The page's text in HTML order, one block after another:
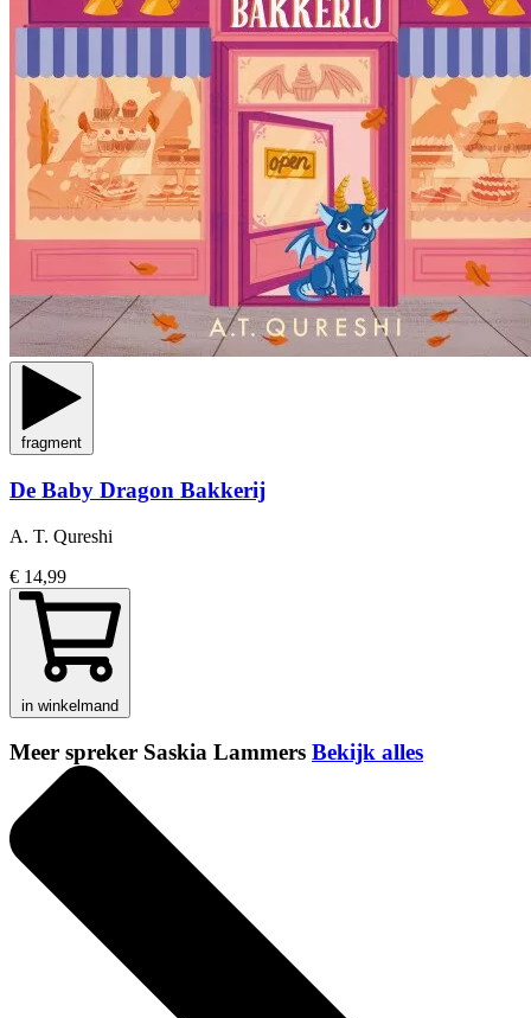
fragment
De Baby Dragon Bakkerij
A. T. Qureshi
€ 14,99
in winkelmand
Meer spreker Saskia Lammers Bekijk alles